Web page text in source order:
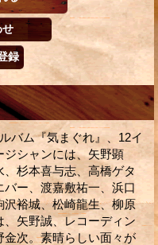
バム『気まぐれ』、12イ
シャンには、矢野顕
杉本喜与志、高橋ゲタ
ー、渡嘉敷祐一、浜口
裕城、松崎龍生、柳原
矢野誠、レコーディン
次。素晴らしい面々が